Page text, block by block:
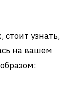
узнать,
на вашем